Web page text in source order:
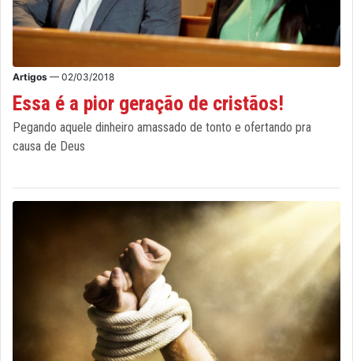
Artigos — 02/03/2018
Essa é a pior geração de cristãos!
Pegando aquele dinheiro amassado de tonto e ofertando pra
causa de Deus